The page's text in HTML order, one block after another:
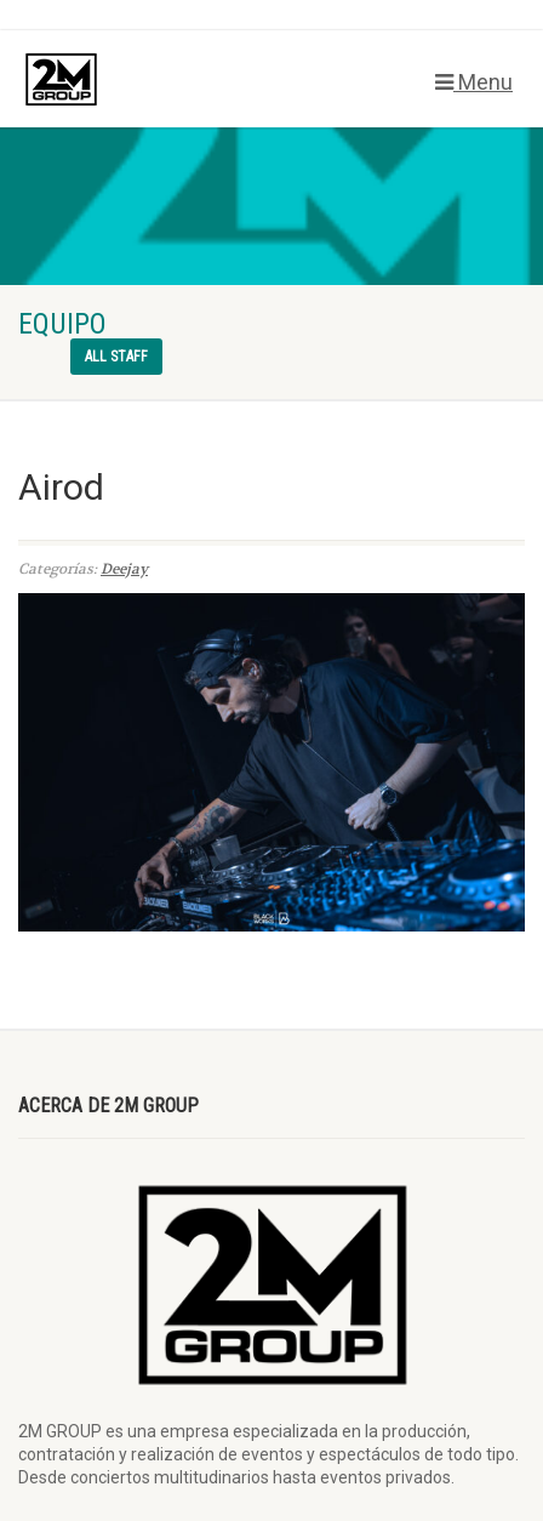
Menu
EQUIPO
ALL STAFF
Airod
Categorías:Deejay
ACERCA DE 2M GROUP
2M GROUP es una empresa especializada en la producción,
contratación y realización de eventos y espectáculos de todo tipo.
Desde conciertos multitudinarios hasta eventos privados.